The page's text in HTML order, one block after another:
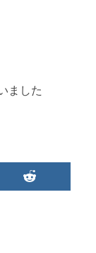
ました